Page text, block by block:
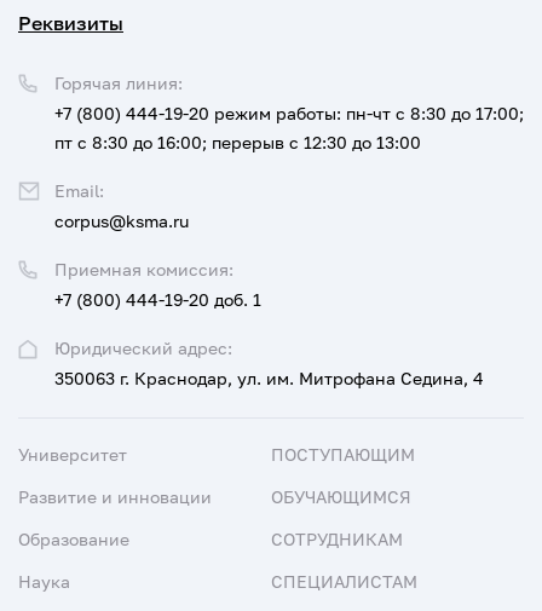
Реквизиты
Юридический адрес:
350063 г. Краснодар, ул. им. Митрофана Седина, 4
Приемная комиссия:
+7 (800) 444-19-20 доб. 1
Горячая линия:
+7 (800) 444-19-20 режим работы: пн-чт с 8:30 до 17:00;
пт с 8:30 до 16:00; перерыв с 12:30 до 13:00
Email:
corpus@ksma.ru
Университет
Развитие и инновации
Образование
Наука
ПОСТУПАЮЩИМ
ОБУЧАЮЩИМСЯ
СОТРУДНИКАМ
СПЕЦИАЛИСТАМ